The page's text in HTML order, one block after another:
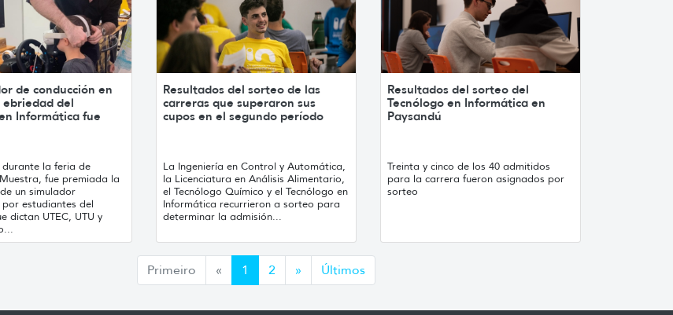
de conducción en
del
Informática fue
durante la feria de
fue premiada la
un simulador
estudiantes del
dictan UTEC, UTU y
Resultados del sorteo de las
carreras que superaron sus
cupos en el segundo período
La Ingeniería en Control y Automática,
la Licenciatura en Análisis Alimentario,
el Tecnólogo Químico y el Tecnólogo en
Informática recurrieron a sorteo para
determinar la admisión...
Resultados del sorteo del
Tecnólogo en Informática en
Paysandú
Treinta y cinco de los 40 admitidos
para la carrera fueron asignados por
sorteo
Primeiro « Anterior
1 2 » Siguiente
Últimos